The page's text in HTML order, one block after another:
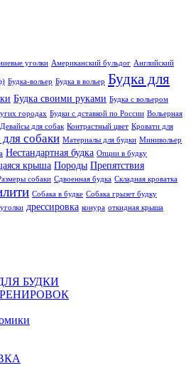
уголки Американский бульдог Английский
Будка-вольер Будка в вольер Будка для
Будка своими руками Будка с вольером
городах Будки с дставкой по России Вольерная
Девайсы для собак Контрастный цвет Кровати для
собаки Материалы для будки Минивольер
Нестандартная будка Опции в будку
крыша Породы Препятствия
собаки Сдвоенная будка Складная кроватка
Собака в будке Собака грызет будку
дрессировка конура откидная крыша
БУДКИ